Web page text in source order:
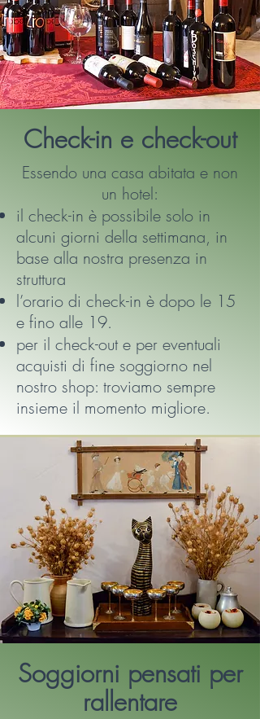
Check-in e check-out
Essendo una casa abitata e non
un hotel:
il check-in è possibile solo in
alcuni giorni della settimana, in
base alla nostra presenza in
struttura
l’orario di check-in è dopo le 15
e fino alle 19.
per il check-out e per eventuali
acquisti di fine soggiorno nel
nostro shop: troviamo sempre
insieme il momento migliore.
Soggiorni pensati per
rallentare